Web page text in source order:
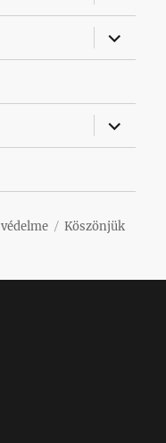
almenü
almenü
Köszönjük